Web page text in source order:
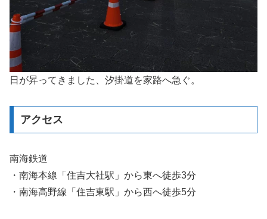
日が昇ってきました、汐掛道を家路へ急ぐ。
アクセス
南海鉄道
・南海本線「住吉大社駅」から東へ徒歩3分
・南海高野線「住吉東駅」から西へ徒歩5分